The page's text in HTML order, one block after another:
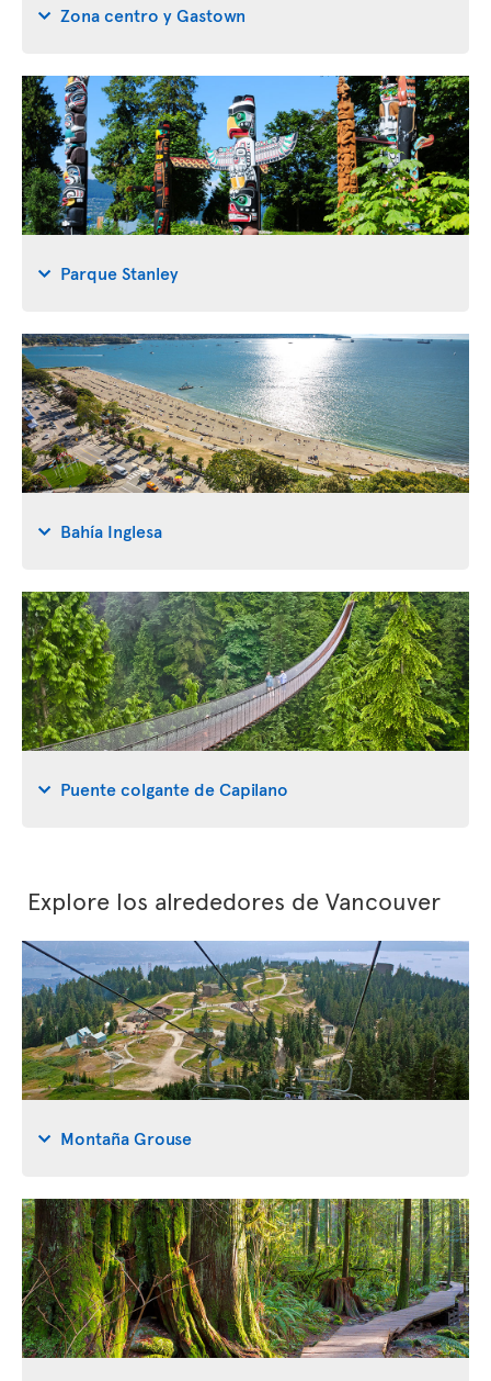
Zona centro y Gastown
Parque Stanley
Bahía Inglesa
Puente colgante de Capilano
Explore los alrededores de Vancouver
Montaña Grouse